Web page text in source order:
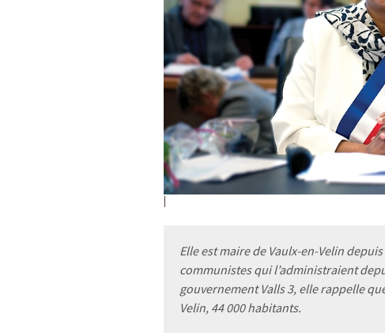
Elle est maire de Vaulx-en-Velin
communistes qui l’administraient
gouvernement Valls 3, elle rappelle
Velin, 44 000 habitants.